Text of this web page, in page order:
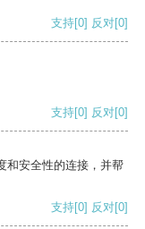
支持[0] 反对[0]
支持[0] 反对[0]
和安全性的连接，并帮
支持[0] 反对[0]